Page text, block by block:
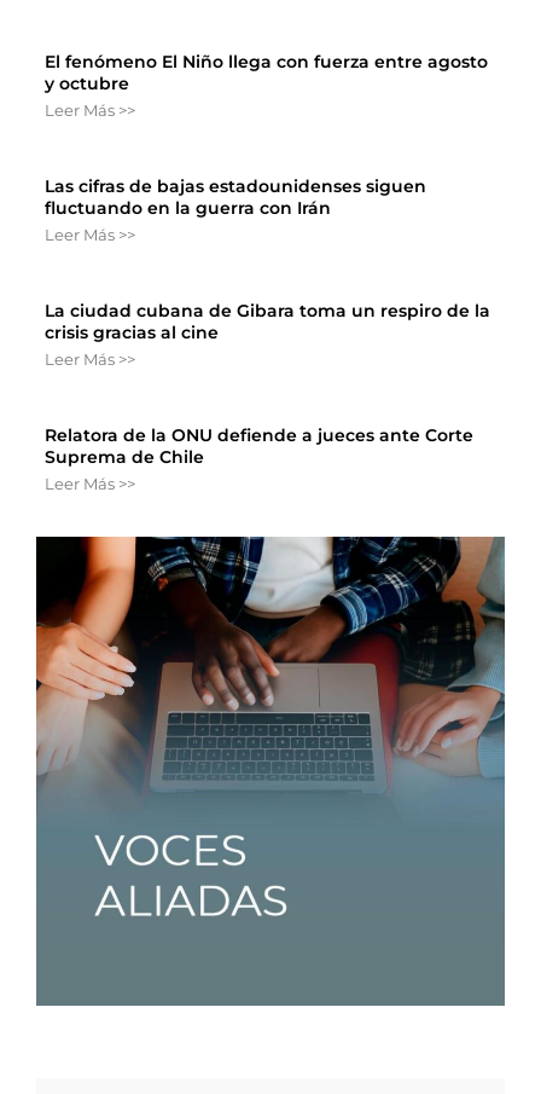
El fenómeno El Niño llega con fuerza entre agosto
y octubre
Leer Más >>
Las cifras de bajas estadounidenses siguen
fluctuando en la guerra con Irán
Leer Más >>
La ciudad cubana de Gibara toma un respiro de la
crisis gracias al cine
Leer Más >>
Relatora de la ONU defiende a jueces ante Corte
Suprema de Chile
Leer Más >>